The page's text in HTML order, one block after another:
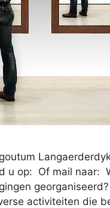
u op: Of mail naar:
activiteiten die